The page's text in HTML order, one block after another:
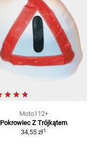
Moto112+
Pokrowiec Z Trójkątem
34,55 zł1